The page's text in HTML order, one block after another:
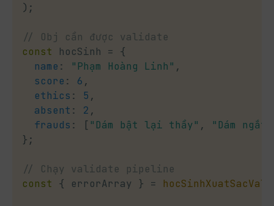
) ;
// Obj cần được validate
const hocSinh =
{
name : "Phạm Hoàng Linh" ,
score : 6 ,
ethics : 5 ,
absent : 2 ,
frauds : [ "Dám bật lại thầy" ,
"Dám
} ;
// Chạy validate pipeline
const
{ errorArray } =